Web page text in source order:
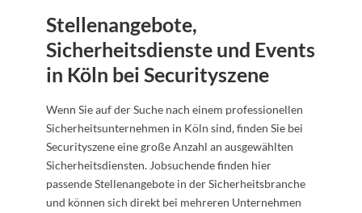
Stellenangebote,
Sicherheitsdienste und Events
in Köln bei Securityszene
Wenn Sie auf der Suche nach einem professionellen
Sicherheitsunternehmen in Köln sind, finden Sie bei
Securityszene eine große Anzahl an ausgewählten
Sicherheitsdiensten. Jobsuchende finden hier
passende Stellenangebote in der Sicherheitsbranche
und können sich direkt bei mehreren Unternehmen